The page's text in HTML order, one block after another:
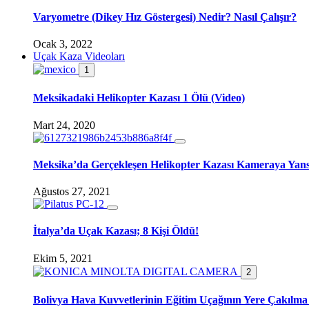
Varyometre (Dikey Hız Göstergesi) Nedir? Nasıl Çalışır?
Ocak 3, 2022
Uçak Kaza Videoları
1
Meksikadaki Helikopter Kazası 1 Ölü (Video)
Mart 24, 2020
Meksika’da Gerçekleşen Helikopter Kazası Kameraya
Ağustos 27, 2021
İtalya’da Uçak Kazası; 8 Kişi Öldü!
Ekim 5, 2021
2
Bolivya Hava Kuvvetlerinin Eğitim Uçağının Yere